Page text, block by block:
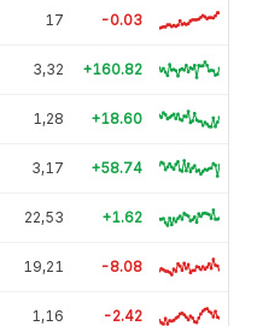
17 -0.03
3,32 +160.82
1,28 +18.60
3,17 +58.74
22,53 +1.62
19,21 -8.08
1,16 -2.42